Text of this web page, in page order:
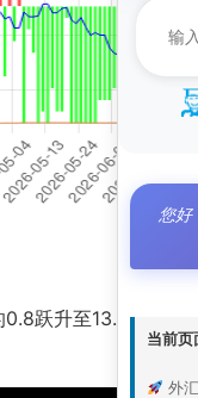
跃升至13.3，标志
您好
当前页
外